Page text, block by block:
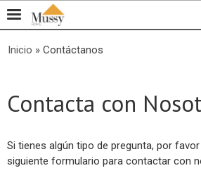
Inicio » Contáctanos
Contacta con
Si tienes algún tipo de pregunta, por
siguiente formulario para contactar con